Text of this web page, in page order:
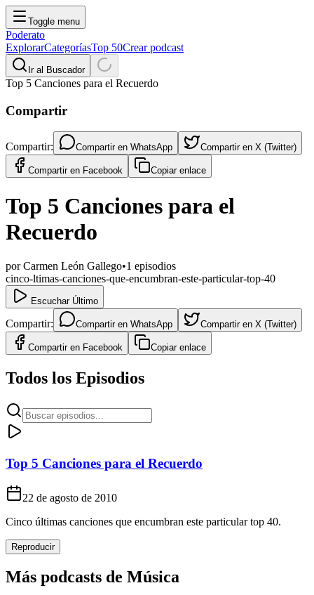
Toggle menu
Poderato
ExplorarCategoríasTop 50Crear podcast
Ir al Buscador
Top 5 Canciones para el Recuerdo
Compartir
Compartir: Compartir en WhatsApp Compartir en X (Twitter)
Compartir en Facebook Copiar enlace
Top 5 Canciones para el
Recuerdo
porCarmen León Gallego•1 episodios
cinco-ltimas-canciones-que-encumbran-este-particular-top-40
Escuchar Último
Compartir: Compartir en WhatsApp Compartir en X (Twitter)
Compartir en Facebook Copiar enlace
Todos los Episodios
Top 5 Canciones para el Recuerdo
22 de agosto de 2010
Cinco últimas canciones que encumbran este particular top 40.
Reproducir
Más podcasts de Música